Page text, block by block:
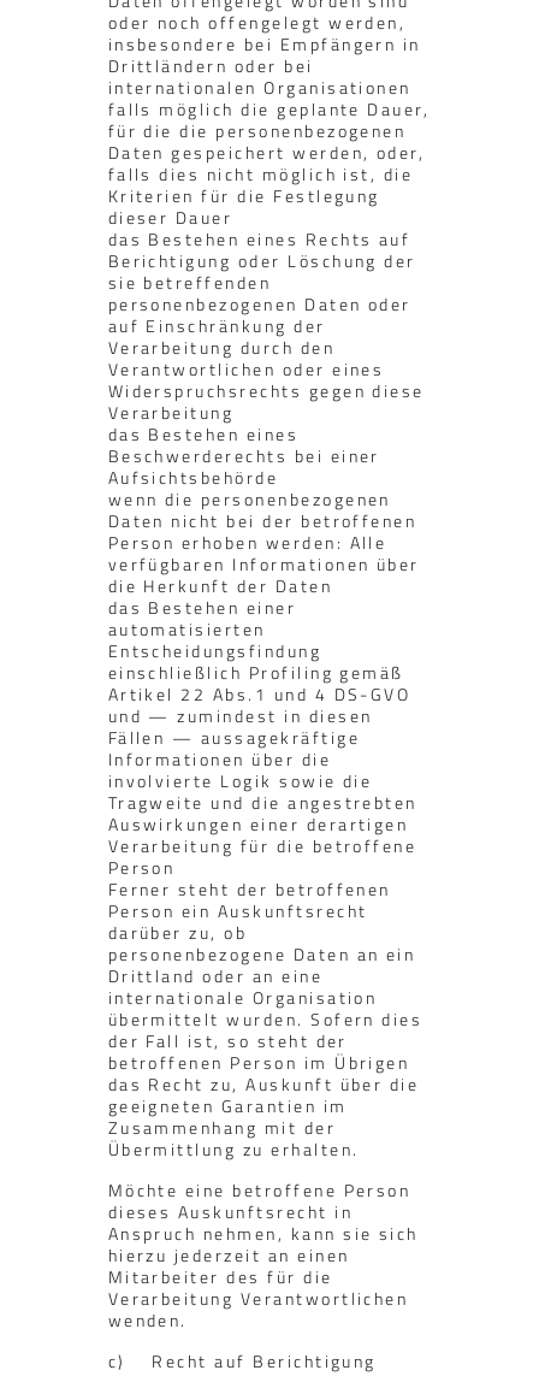
oder noch offengelegt werden,
insbesondere bei Empfängern in
Drittländern oder bei
internationalen Organisationen
falls möglich die geplante Dauer,
für die die personenbezogenen
Daten gespeichert werden, oder,
falls dies nicht möglich ist, die
Kriterien für die Festlegung
dieser Dauer
das Bestehen eines Rechts auf
Berichtigung oder Löschung der
sie betreffenden
personenbezogenen Daten oder
auf Einschränkung der
Verarbeitung durch den
Verantwortlichen oder eines
Widerspruchsrechts gegen diese
Verarbeitung
das Bestehen eines
Beschwerderechts bei einer
Aufsichtsbehörde
wenn die personenbezogenen
Daten nicht bei der betroffenen
Person erhoben werden: Alle
verfügbaren Informationen über
die Herkunft der Daten
das Bestehen einer
automatisierten
Entscheidungsfindung
einschließlich Profiling gemäß
Artikel 22 Abs.1 und 4 DS-GVO
und — zumindest in diesen
Fällen — aussagekräftige
Informationen über die
involvierte Logik sowie die
Tragweite und die angestrebten
Auswirkungen einer derartigen
Verarbeitung für die betroffene
Person
Ferner steht der betroffenen
Person ein Auskunftsrecht
darüber zu, ob
personenbezogene Daten an ein
Drittland oder an eine
internationale Organisation
übermittelt wurden. Sofern dies
der Fall ist, so steht der
betroffenen Person im Übrigen
das Recht zu, Auskunft über die
geeigneten Garantien im
Zusammenhang mit der
Übermittlung zu erhalten.
Möchte eine betroffene Person
dieses Auskunftsrecht in
Anspruch nehmen, kann sie sich
hierzu jederzeit an einen
Mitarbeiter des für die
Verarbeitung Verantwortlichen
wenden.
c) Recht auf Berichtigung